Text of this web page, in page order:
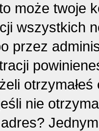
może twoje
wszystkich
przez
nie
adres?